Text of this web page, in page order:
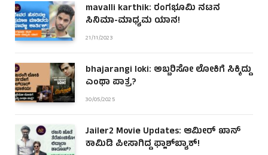
mavalli karthik: ರಂಗಭೂಮಿ ನಟನ
ಸಿನಿಮಾ-ಮಾಧ್ಯಮ ಯಾನ!
21/11/2023
bhajarangi loki: ಅಬ್ಬರಿಸೋ ಲೋಕಿಗೆ ಸಿಕ್ಕಿದ್ದು
ಎಂಥಾ ಪಾತ್ರ?
30/05/2025
Jailer2 Movie Updates: ಆಮೀರ್ ಖಾನ್
ಕಾಮಿಡಿ ಪೀಸಾಗಿದ್ದ ಫ್ಲಾಶ್‌ಬ್ಯಾಕ್!